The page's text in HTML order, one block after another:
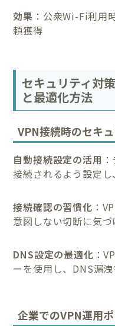
効果 ：公衆Wi-Fi利用
頼獲得
セキュリティ対
と最適化方法
VPN接続時のセキ
自動接続設定の活用
接続されるよう設定し
接続確認の習慣化 ：
意図しない切断に気づ
DNS設定の最適化 ：
ーを使用し、DNS漏洩
企業でのVPN運用